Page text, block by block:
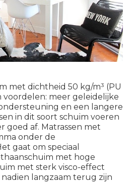
met dichtheid 50 kg/m³ (PU
voordelen: meer geleidelijke
en een langere
in dit soort schuim voeren
goed af. Matrassen met
onder de
gaat om speciaal
met hoge
met sterk visco-effect
langzaam terug zijn